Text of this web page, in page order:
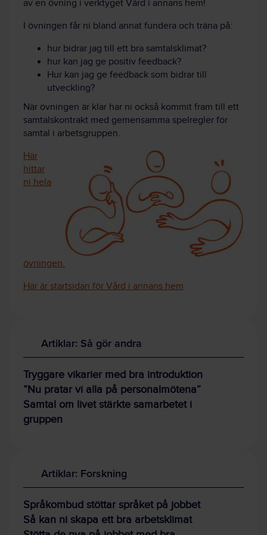
av en övning i verktyget Vård i annans hem!
I övningen får ni bland annat fundera och träna på:
hur bidrar jag till ett bra samtalsklimat?
hur kan jag ge positiv feedback?
Hur kan jag ge feedback som bidrar till
utveckling?
När övningen är klar har ni också kommit fram till ett
samtalskontrakt med gemensamma spelregler för
samtal i arbetsgruppen.
Här
hittar
ni hela
övningen.
Här är startsidan för Vård i annans hem
Artiklar: Så gör andra
Tryggare vikarier med bra introduktion
”Nu pratar vi alla på personalmötena”
Samtal om livet stärkte samarbetet i
gruppen
Artiklar: Forskning
Språkombud stöttar språket på jobbet
Så kan ni skapa ett bra arbetsklimat